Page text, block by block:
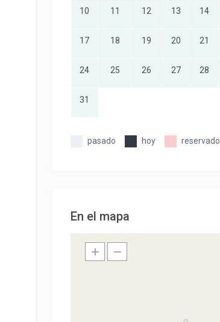
10 11 12 13 14
17 18 19 20 21
24 25 26 27 28
31
pasado hoy reservado
En el mapa